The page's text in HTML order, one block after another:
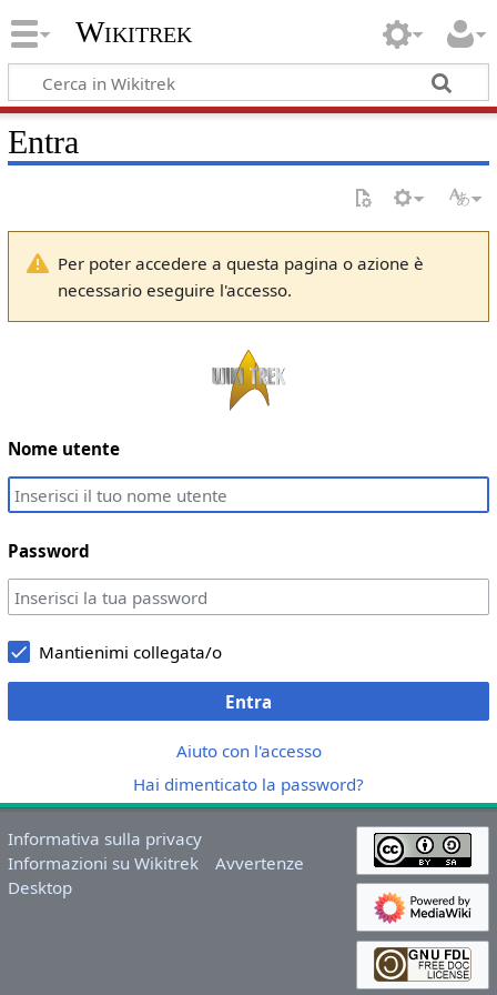
Wikitrek
Entra
Per poter accedere a questa pagina o azione è
necessario eseguire l'accesso.
Nome utente
Password
Mantienimi collegata/o
Entra
Aiuto con l'accesso
Hai dimenticato la password?
Informativa sulla privacy
Informazioni su Wikitrek
Avvertenze
Desktop